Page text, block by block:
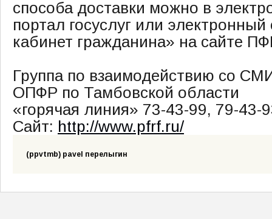
способа доставки можно в
портал госуслуг или
кабинет гражданина» на сайте
Группа по взаимодействию со
ОПФР по Тамбовской области
«горячая линия» 73-43-99, 79-43-
Сайт: http://www.pfrf.ru/
(ppvtmb) pavel перелыгин